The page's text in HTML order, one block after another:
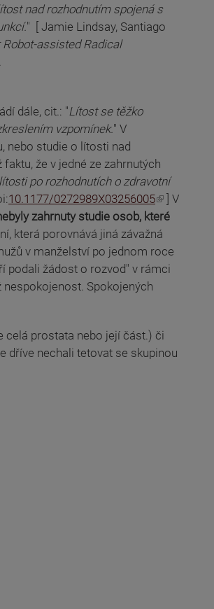
nad rozhodnutím spojená s
" [ Jamie Lindsay, Santiago
assisted Radical
.
dále, cit.: "Lítost se těžko
vzpomínek." V
nebo studie o lítosti nad
že v jedné ze zahrnutých
po rozhodnutích o zdravotní
10.1177/0272989X03256005
] V
zahrnuty studie osob, které
která porovnává jiná závažná
v manželství po jednom roce
podali žádost o rozvod" v rámci
Spokojených
celá prostata nebo její část.) či
dříve nechali tetovat se skupinou